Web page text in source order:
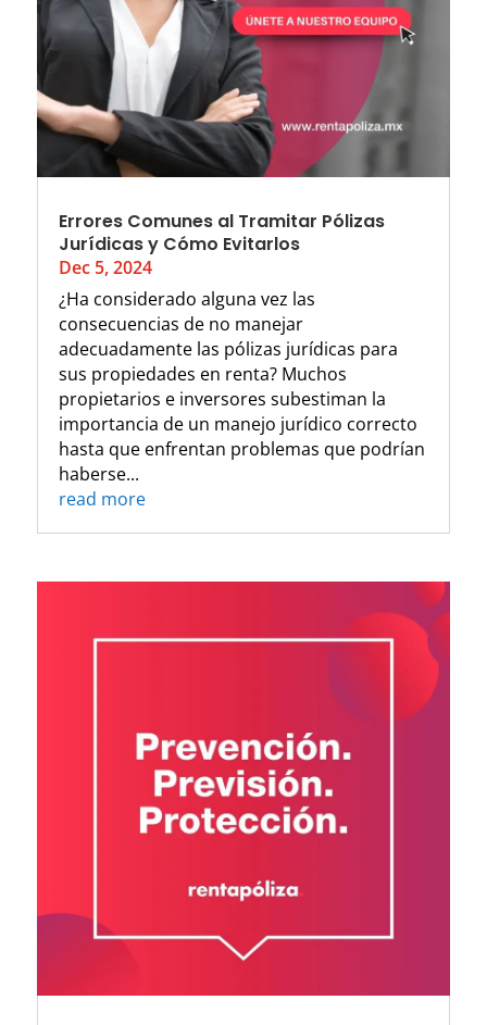
Errores Comunes al Tramitar Pólizas
Jurídicas y Cómo Evitarlos
Dec 5, 2024
¿Ha considerado alguna vez las
consecuencias de no manejar
adecuadamente las pólizas jurídicas para
sus propiedades en renta? Muchos
propietarios e inversores subestiman la
importancia de un manejo jurídico correcto
hasta que enfrentan problemas que podrían
haberse...
read more